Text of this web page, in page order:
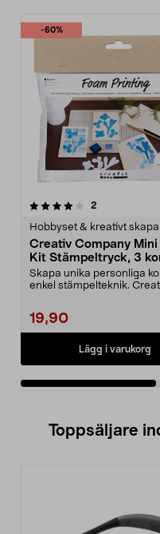
-60%
2
Hobbyset & kreativt
Creativ Company Mini
Kit Stämpeltryck, 3
Skapa unika personliga
enkel stämpelteknik.
19,90
Lägg i varukorg
5.0av 5 stjärnor
Toppsäljare